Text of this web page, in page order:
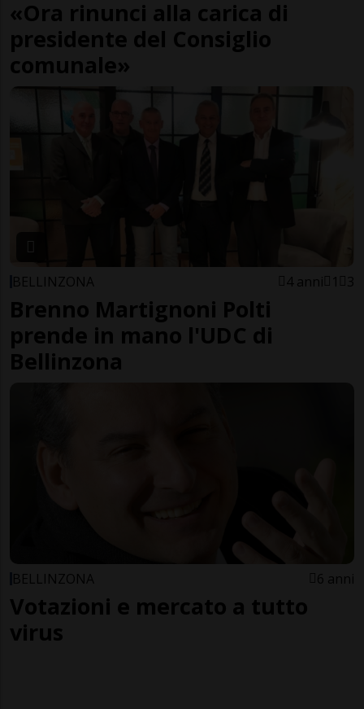
«Ora rinunci alla carica di
presidente del Consiglio
comunale»
BELLINZONA 4 anni 1 3
Brenno Martignoni Polti
prende in mano l'UDC di
Bellinzona
BELLINZONA 6 anni
Votazioni e mercato a tutto
virus